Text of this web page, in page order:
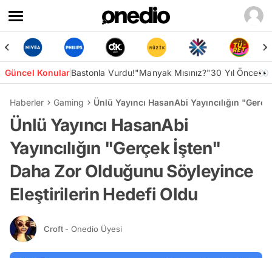
Güncel KonularBastonla Vurdu!"Manyak Mısınız?"30 Yıl Önce👀
Haberler Gaming Ünlü Yayıncı HasanAbi Yayıncılığın
Ünlü Yayıncı HasanAbi
Yayıncılığın "Gerçek İşten"
Daha Zor Olduğunu Söyleyince
Eleştirilerin Hedefi Oldu
Croft - Onedio Üyesi